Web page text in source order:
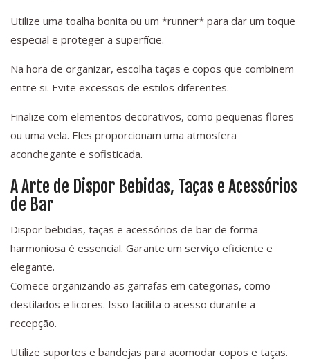
Utilize uma toalha bonita ou um *runner* para dar um toque
especial e proteger a superfície.
Na hora de organizar, escolha taças e copos que combinem
entre si. Evite excessos de estilos diferentes.
Finalize com elementos decorativos, como pequenas flores
ou uma vela. Eles proporcionam uma atmosfera
aconchegante e sofisticada.
A Arte de Dispor Bebidas, Taças e Acessórios
de Bar
Dispor bebidas, taças e acessórios de bar de forma
harmoniosa é essencial. Garante um serviço eficiente e
elegante.
Comece organizando as garrafas em categorias, como
destilados e licores. Isso facilita o acesso durante a
recepção.
Utilize suportes e bandejas para acomodar copos e taças.